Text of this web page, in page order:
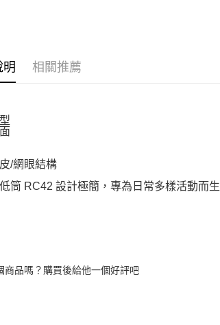
明 相關推薦
/網眼結構
筒 RC42 設計極簡，專為日常多樣活動而生
商品嗎？購買後給他一個好評吧